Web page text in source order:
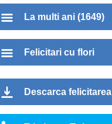
La multi ani (1649)
Felicitari cu flori
Descarca felicitarea